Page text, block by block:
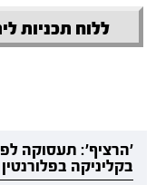
ללוח תכניות
'הרציף': תעסוקה
בקליניקה בפלורנטין